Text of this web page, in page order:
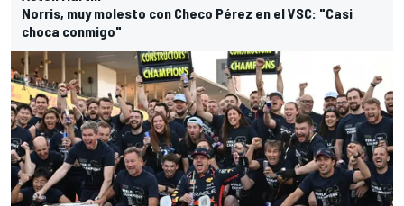
Norris, muy molesto con Checo Pérez en el VSC: "Casi
choca conmigo"